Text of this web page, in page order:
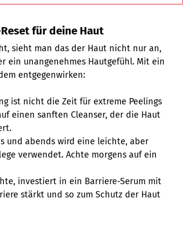
für deine Haut
sieht man das der Haut nicht nur an,
ein unangenehmes Hautgefühl. Mit ein
entgegenwirken:
ist nicht die Zeit für extreme Peelings
einen sanften Cleanser, der die Haut
und abends wird eine leichte, aber
verwendet. Achte morgens auf ein
investiert in ein Barriere-Serum mit
stärkt und so zum Schutz der Haut